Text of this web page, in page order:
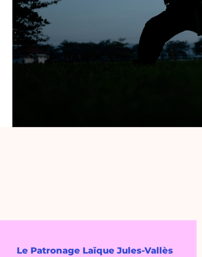
Le Patronage Laïque Jules-Vallès